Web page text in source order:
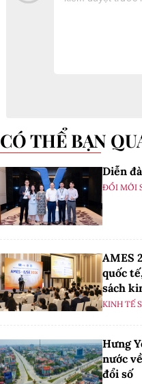
CÓ THỂ BẠN
Diễn
ĐỔI MỚI
AMES
quốc
sách
KINH TẾ
Hưng
nước
đổi số